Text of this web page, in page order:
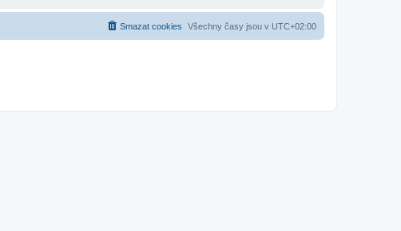
Všechny časy jsou v UTC+02:00
Smazat cookies